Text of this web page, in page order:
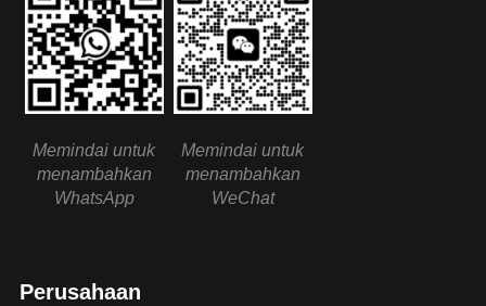
Memindai untuk
menambahkan
WhatsApp
Memindai untuk
menambahkan
WeChat
Perusahaan